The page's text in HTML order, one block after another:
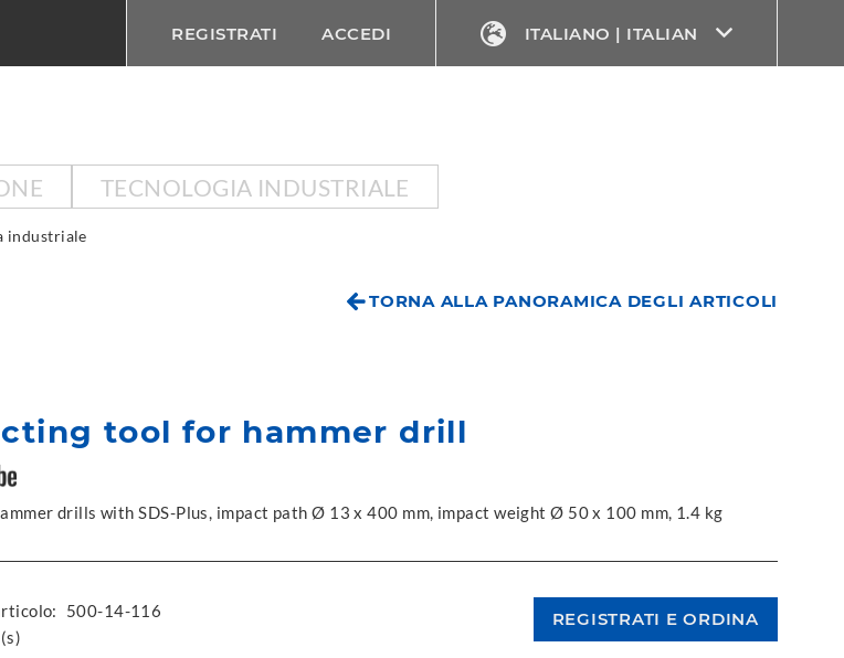
REGISTRATI ACCEDI ITALIANO | ITALIAN
TECNOLOGIA INDUSTRIALE
industriale
TORNA ALLA PANORAMICA DEGLI ARTICOLI
tool for hammer drill
drills with SDS-Plus, impact path Ø 13 x 400 mm, impact weight Ø 50 x 100 mm, 1.4 kg
500-14-116